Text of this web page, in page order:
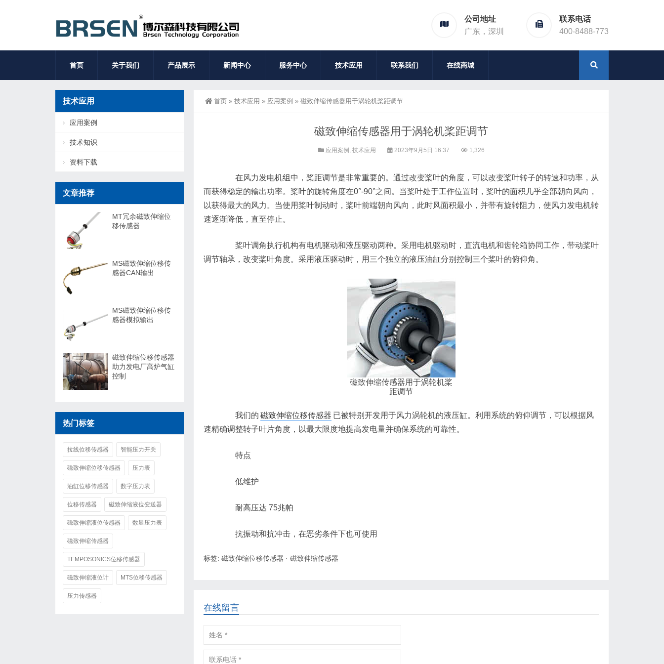
公司地址
广东，深圳
联系电话
400-8488-773
首页 关于我们 产品展示 新闻中心 服务中心 技术应用 联系我们 在线商城
首页 » 技术应用 » 应用案例 » 磁致伸缩传感器用于涡轮机桨距调节
磁致伸缩传感器用于涡轮机桨距调节
应用案例 , 技术应用 2023年9月5日 16:37 1,326
在风力发电机组中，桨距调节是非常重要的。通过改变桨叶的角度，可以改变桨叶转子的转速和功率，从
而获得稳定的输出功率。桨叶的旋转角度在0°-90°之间。当桨叶处于工作位置时，桨叶的面积几乎全部朝向风向，
以获得最大的风力。当使用桨叶制动时，桨叶前端朝向风向，此时风面积最小，并带有旋转阻力，使风力发电机转
速逐渐降低，直至停止。
桨叶调角执行机构有电机驱动和液压驱动两种。采用电机驱动时，直流电机和齿轮箱协同工作，带动桨叶
调节轴承，改变桨叶角度。采用液压驱动时，用三个独立的液压油缸分别控制三个桨叶的俯仰角。
磁致伸缩传感器用于涡轮机桨
距调节
我们的 磁致伸缩位移传感器 已被特别开发用于风力涡轮机的液压缸。利用系统的俯仰调节，可以根据风
速精确调整转子叶片角度，以最大限度地提高发电量并确保系统的可靠性。
特点
低维护
耐高压达 75兆帕
抗振动和抗冲击，在恶劣条件下也可使用
标签: 磁致伸缩位移传感器 · 磁致伸缩传感器
在线留言
技术应用
应用案例
技术知识
资料下载
文章推荐
MT冗余磁致伸缩位
移传感器
MS磁致伸缩位移传
感器CAN输出
MS磁致伸缩位移传
感器模拟输出
磁致伸缩位移传感器
助力发电厂高炉气缸
控制
热门标签
拉线位移传感器 智能压力开关
磁致伸缩位移传感器 压力表
油缸位移传感器 数字压力表
位移传感器 磁致伸缩液位变送器
磁致伸缩液位传感器 数显压力表
磁致伸缩传感器
TEMPOSONICS位移传感器
磁致伸缩液位计 MTS位移传感器
压力传感器